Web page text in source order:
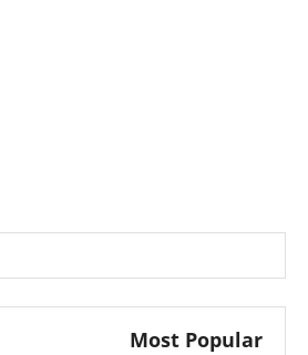
Most Popular